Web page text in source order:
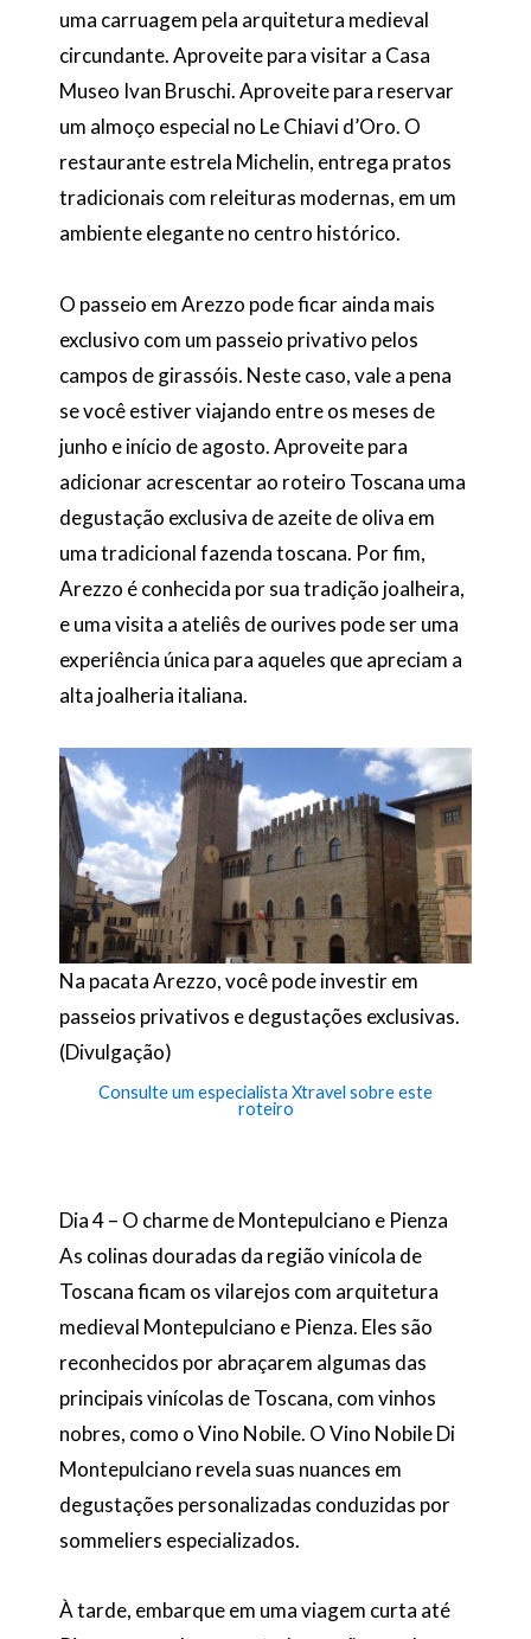
uma carruagem pela arquitetura medieval
circundante. Aproveite para visitar a Casa
Museo Ivan Bruschi. Aproveite para reservar
um almoço especial no Le Chiavi d’Oro. O
restaurante estrela Michelin, entrega pratos
tradicionais com releituras modernas, em um
ambiente elegante no centro histórico.
O passeio em Arezzo pode ficar ainda mais
exclusivo com um passeio privativo pelos
campos de girassóis. Neste caso, vale a pena
se você estiver viajando entre os meses de
junho e início de agosto. Aproveite para
adicionar acrescentar ao roteiro Toscana uma
degustação exclusiva de azeite de oliva em
uma tradicional fazenda toscana. Por fim,
Arezzo é conhecida por sua tradição joalheira,
e uma visita a ateliês de ourives pode ser uma
experiência única para aqueles que apreciam a
alta joalheria italiana.
Na pacata Arezzo, você pode investir em
passeios privativos e degustações exclusivas.
(Divulgação)
Consulte um especialista Xtravel sobre este
roteiro
Dia 4 – O charme de Montepulciano e Pienza
As colinas douradas da região vinícola de
Toscana ficam os vilarejos com arquitetura
medieval Montepulciano e Pienza. Eles são
reconhecidos por abraçarem algumas das
principais vinícolas de Toscana, com vinhos
nobres, como o Vino Nobile. O Vino Nobile Di
Montepulciano revela suas nuances em
degustações personalizadas conduzidas por
sommeliers especializados.
À tarde, embarque em uma viagem curta até